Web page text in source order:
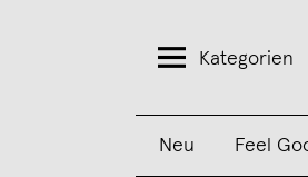
Kategorien
Neu Feel